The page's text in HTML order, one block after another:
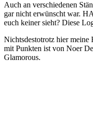
Auch an verschiedenen
gar nicht erwünscht war.
euch keiner sieht? Diese
Nichtsdestotrotz hier meine
mit Punkten ist von Noer
Glamorous.